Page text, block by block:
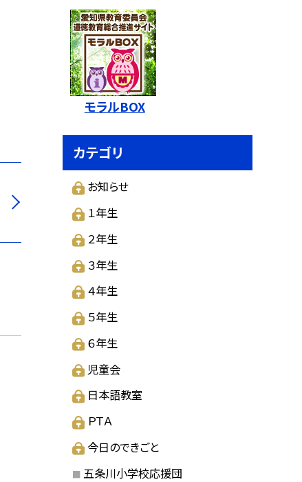
モラルBOX
カテゴリ
お知らせ
１年生
２年生
３年生
４年生
５年生
６年生
児童会
日本語教室
ＰＴＡ
今日のできごと
五条川小学校応援団